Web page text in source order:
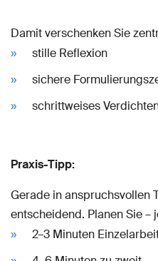
Damit verschenken Sie
stille Reflexion
sichere
schrittweises
Praxis-Tipp:
Gerade in anspruchsvollen
entscheidend. Planen Sie –
2–3 Minuten